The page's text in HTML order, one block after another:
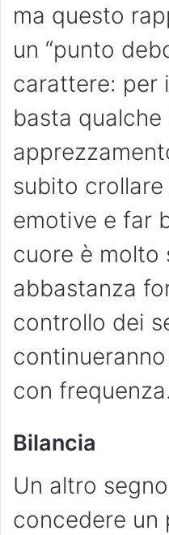
ma questo
un “punto
carattere: per
basta
subito
emotive e far
cuore è molto
abbastanza
controllo dei
con frequenza.
Bilancia
Un altro
concedere un